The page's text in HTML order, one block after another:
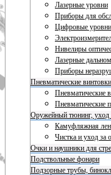
Лазерные уровни
Приборы для
Цифровые
Нивелиры
Лазерные
Приборы
Пневматические
Пневматические
Пневматические
Оружейный тюнинг, уход
Камуфляжная
Чистка и уход за
Очки и наушники для
Подствольные фонари
Подзорные трубы,